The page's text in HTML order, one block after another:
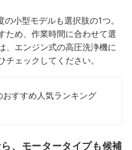
小型モデルも選択肢の1つ。
ため、作業時間に合わせて選
、エンジン式の高圧洗浄機に
ェックしてください。
すすめ人気ランキング
、モータータイプも候補